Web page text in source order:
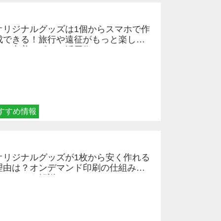
すめ情報
リジナルグッズは1個からスマホで作
できる！旅行や遠征がもっと楽しく
リジナルグッズが1枚から安く作れる
由は？オンデマンド印刷の仕組みと